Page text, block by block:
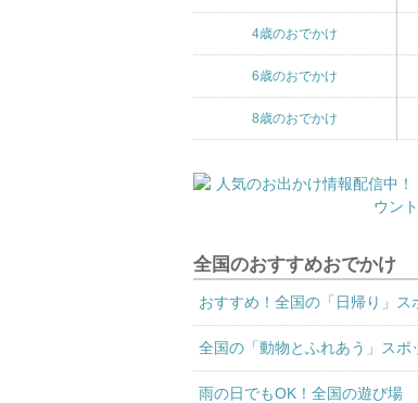
4歳のおでかけ
6歳のおでかけ
8歳のおでかけ
全国のおすすめおでかけ
おすすめ！全国の「日帰り」ス
全国の「動物とふれあう」スポ
雨の日でもOK！全国の遊び場